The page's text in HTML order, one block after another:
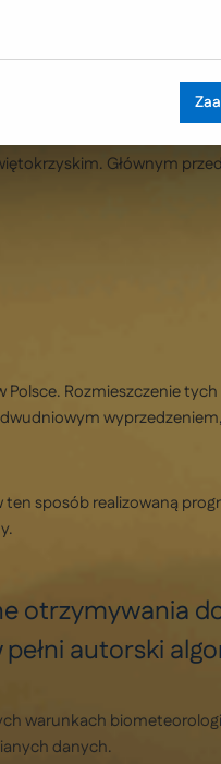
Głównym
Rozmieszczenie
sposób realizowaną
otrzymywania
autorski
warunkach
danych.